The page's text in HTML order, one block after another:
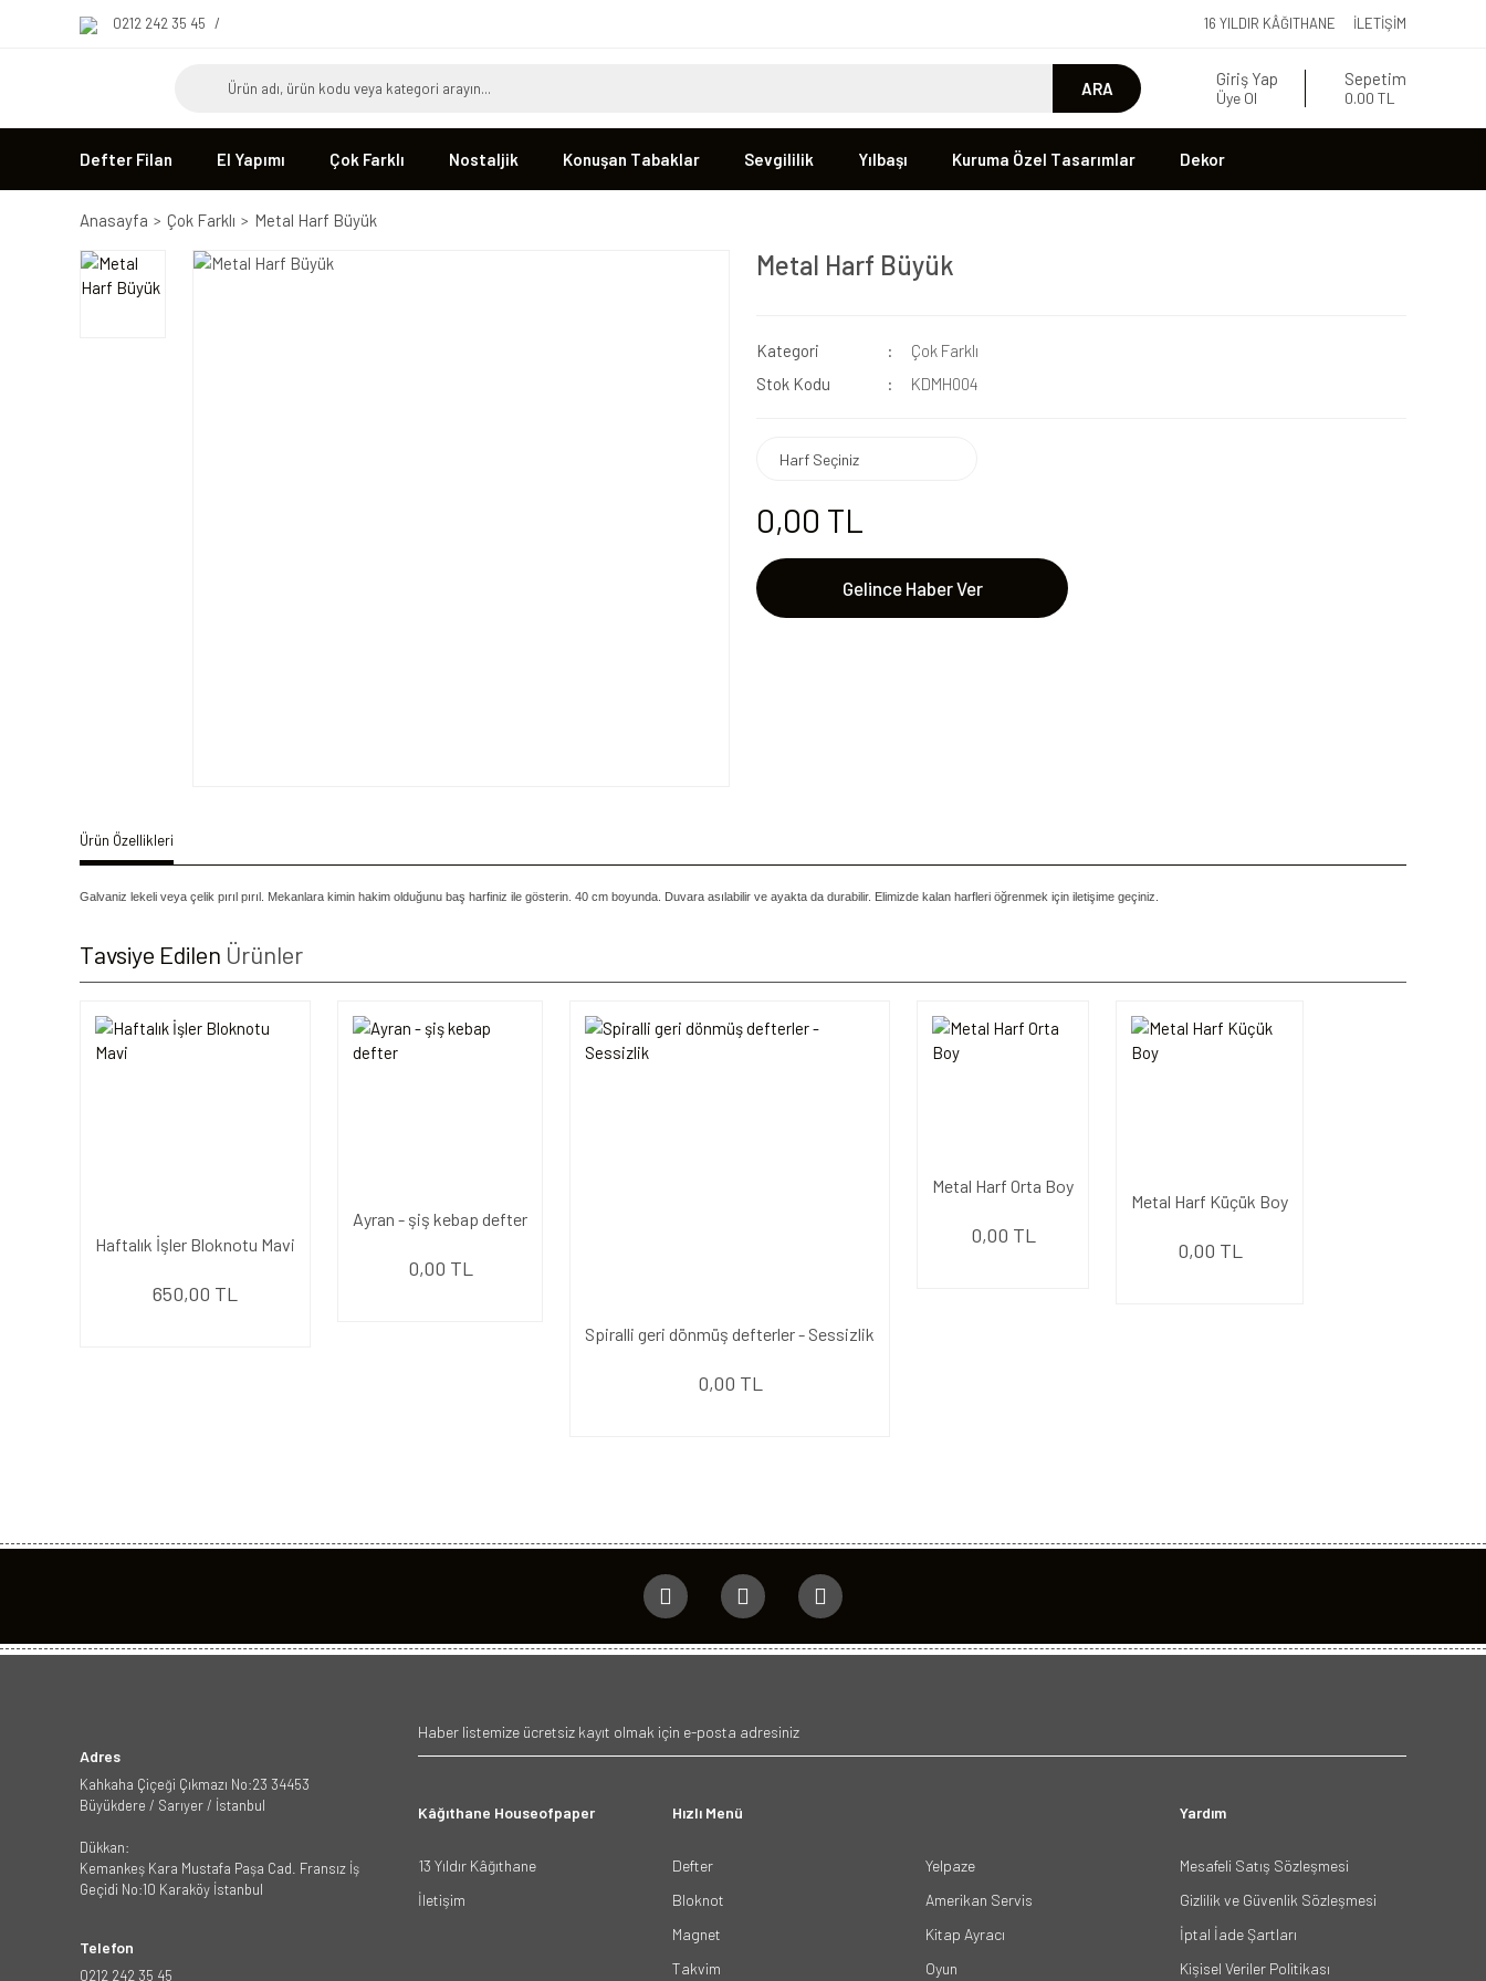
0212 242 35 45 / 16 YILDIR KÂĞITHANE İLETIŞIM
ARA Giriş Yap
Üye Ol
Sepetim
0.00 TL
Defter Filan El Yapımı Çok Farklı Nostaljik Konuşan Tabaklar Sevgililik Yılbaşı Kuruma Özel Tasarımlar Dekor
Anasayfa Çok Farklı Metal Harf Büyük
Metal Harf Büyük
Kategori
Çok Farklı
Stok Kodu
KDMH004
0,00 TL
Gelince Haber Ver
Ürün Özellikleri
Galvaniz lekeli veya çelik pırıl pırıl. Mekanlara kimin hakim olduğunu baş harfiniz ile gösterin. 40 cm boyunda. Duvara asılabilir ve ayakta da durabilir. Elimizde kalan harfleri öğrenmek için iletişime geçiniz.
Tavsiye Edilen Ürünler
Haftalık İşler Bloknotu Mavi
650,00 TL
Ayran - şiş kebap defter
0,00 TL
Spiralli geri dönmüş defterler - Sessizlik
0,00 TL
Metal Harf Orta Boy
0,00 TL
Metal Harf Küçük Boy
0,00 TL
Adres
Kahkaha Çiçeği Çıkmazı No:23 34453
Büyükdere / Sarıyer / İstanbul
Dükkan:
Kemankeş Kara Mustafa Paşa Cad. Fransız İş
Geçidi No:10 Karaköy İstanbul
Telefon
0212 242 35 45
Kâğıthane Houseofpaper
13 Yıldır Kâğıthane
İletişim
Hızlı Menü
Defter
Bloknot
Magnet
Takvim
Yelpaze
Amerikan Servis
Kitap Ayracı
Oyun
Yardım
Mesafeli Satış Sözleşmesi
Gizlilik ve Güvenlik Sözleşmesi
İptal İade Şartları
Kişisel Veriler Politikası